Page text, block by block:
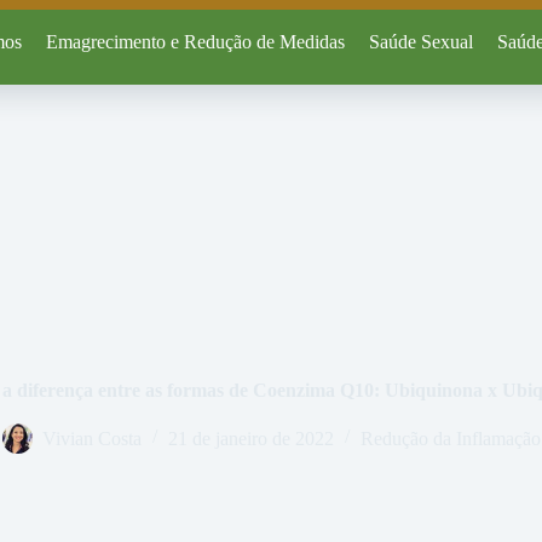
Emagrecimento e Redução de Medidas Saúde Sexual